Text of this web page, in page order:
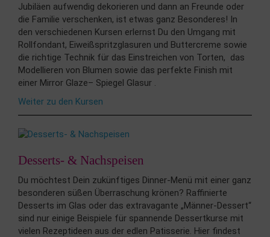
Jubiläen aufwendig dekorieren und dann an Freunde oder
die Familie verschenken, ist etwas ganz Besonderes! In
den verschiedenen Kursen erlernst Du den Umgang mit
Rollfondant, Eiweißspritzglasuren und Buttercreme sowie
die richtige Technik für das Einstreichen von Torten, das
Modellieren von Blumen sowie das perfekte Finish mit
einer Mirror Glaze– Spiegel Glasur .
Weiter zu den Kursen
Desserts- & Nachspeisen
Du möchtest Dein zukünftiges Dinner-Menü mit einer ganz
besonderen süßen Überraschung krönen? Raffinierte
Desserts im Glas oder das extravagante „Männer-Dessert“
sind nur einige Beispiele für spannende Dessertkurse mit
vielen Rezeptideen aus der edlen Patisserie. Hier findest